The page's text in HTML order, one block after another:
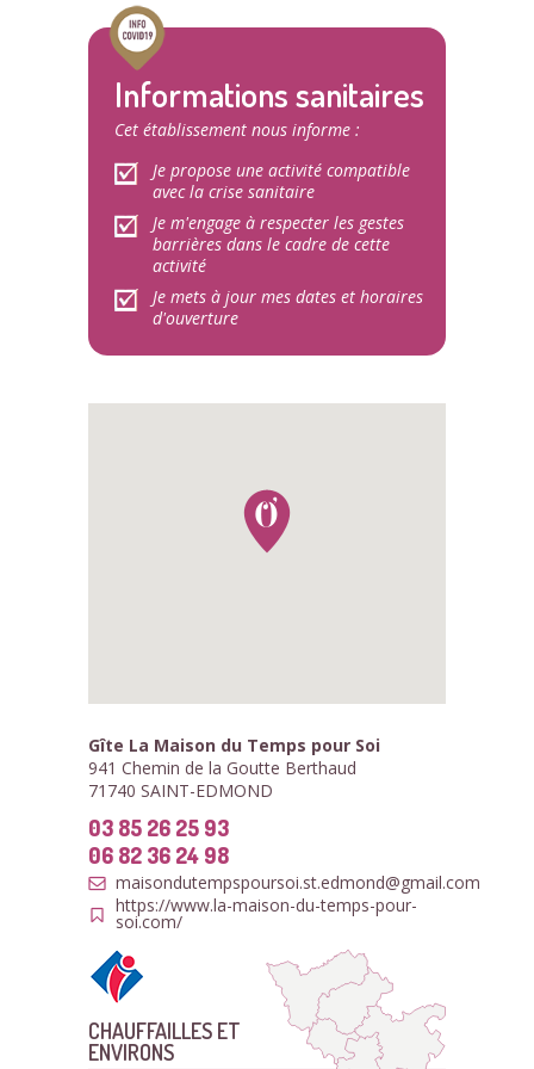
Informations sanitaires
Cet établissement nous informe :
Je propose une activité compatible
avec la crise sanitaire
Je m'engage à respecter les gestes
barrières dans le cadre de cette
activité
Je mets à jour mes dates et horaires
d'ouverture
Gîte La Maison du Temps pour Soi
941 Chemin de la Goutte Berthaud
71740 SAINT-EDMOND
03 85 26 25 93
06 82 36 24 98
maisondutempspoursoi.st.edmond@gmail.com
https://www.la-maison-du-temps-pour-
soi.com/
CHAUFFAILLES ET
ENVIRONS